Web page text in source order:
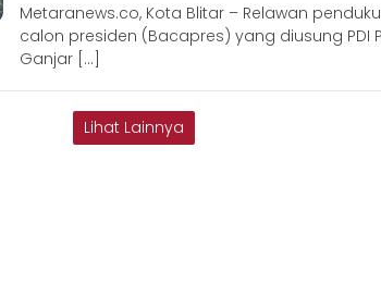
Metaranews.co, Kota Blitar – Relawan
calon presiden (Bacapres) yang diusung PDI
Ganjar […]
Lihat Lainnya